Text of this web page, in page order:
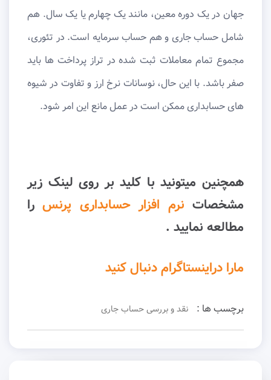
جهان در یک دوره معین، مانند یک چهارم یا یک سال. هم
شامل حساب جاری و هم حساب سرمایه است. در تئوری،
مجموع تمام معاملات ثبت شده در تراز پرداخت ها باید
صفر باشد. با این حال، نوسانات نرخ ارز و تفاوت در شیوه
های حسابداری ممکن است در عمل مانع این امر شود.
همچنین میتونید با کلید بر روی لینک زیر
مشخصات نرم افزار حسابداری پرنسرا
مطالعه نمایید .
مارا دراینستاگرام دنبال کنید
برچسب ها : نقد و بررسی حساب جاری